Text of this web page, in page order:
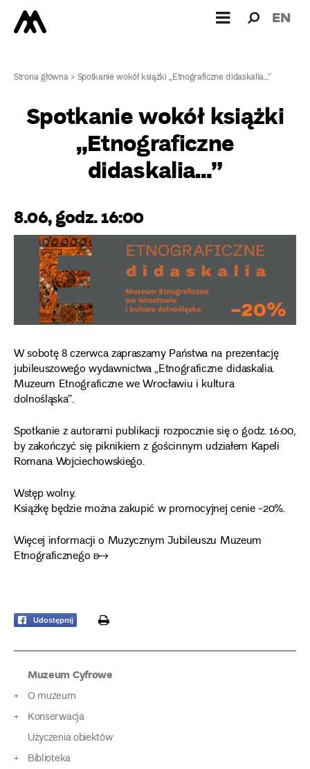
dla: EN
Strona główna>Spotkanie wokół książki „Etnograficzne didaskalia…”
Spotkanie wokół książki
„Etnograficzne
didaskalia…”
8.06, godz. 16:00
W sobotę 8 czerwca zapraszamy Państwa na prezentację
jubileuszowego wydawnictwa„Etnograficzne didaskalia.
Muzeum Etnograficzne we Wrocławiu i kultura
dolnośląska”.
Spotkanie z autorami publikacji rozpocznie się o godz. 16:00,
by zakończyć się piknikiem z gościnnym udziałem Kapeli
Romana Wojciechowskiego.
Wstęp wolny.
Książkę będzie można zakupić w promocyjnej cenie -20%.
Więcej informacji o Muzycznym Jubileuszu Muzeum
Etnograficznego ➸
Udostępnij print
Muzeum Cyfrowe
O muzeum
Konserwacja
Użyczenia obiektów
Biblioteka